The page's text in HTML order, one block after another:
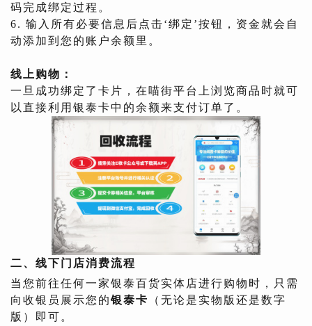
码完成绑定过程。
6. 输入所有必要信息后点击‘绑定’按钮，资金就会自
动添加到您的账户余额里。
线上购物：
一旦成功绑定了卡片，在喵街平台上浏览商品时就可
以直接利用银泰卡中的余额来支付订单了。
二、线下门店消费流程
当您前往任何一家银泰百货实体店进行购物时，只需
向收银员展示您的银泰卡
（无论是实物版还是数字
版）即可。